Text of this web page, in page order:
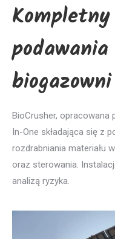
biogazowni
BioCrusher, opracowana
In-One składająca się z
rozdrabniania materiału
oraz sterowania.
analizą ryzyka.